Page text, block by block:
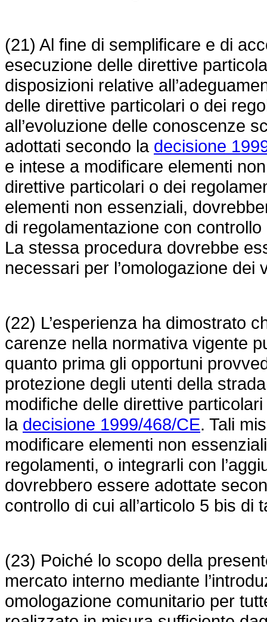
(21) Al fine di semplificare e di
esecuzione delle direttive
disposizioni relative
delle direttive particolari o dei
all’evoluzione delle conoscenze
adottati secondo la decisione
e intese a modificare elementi
direttive particolari o dei
elementi non essenziali,
di regolamentazione con
La stessa procedura dovrebbe
necessari per l’omologazione dei
(22) L’esperienza ha dimostrato
carenze nella normativa vigente
quanto prima gli opportuni
protezione degli utenti della
modifiche delle direttive
la decisione 1999/468/CE. Tali
modificare elementi non
regolamenti, o integrarli con
dovrebbero essere adottate
controllo di cui all’articolo 5 bis di
(23) Poiché lo scopo della
mercato interno mediante
omologazione comunitario per